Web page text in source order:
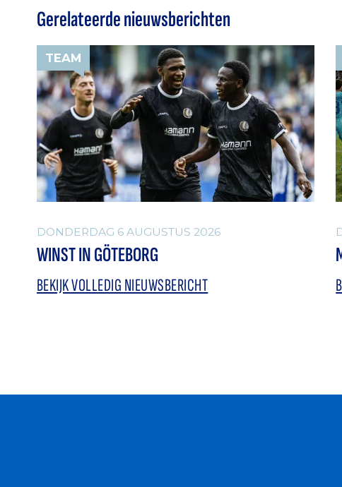
Gerelateerde nieuwsberichten
TEAM
DONDERDAG 6 AUGUSTUS 2026
WINST IN GÖTEBORG
BEKIJK VOLLEDIG NIEUWSBERICHT